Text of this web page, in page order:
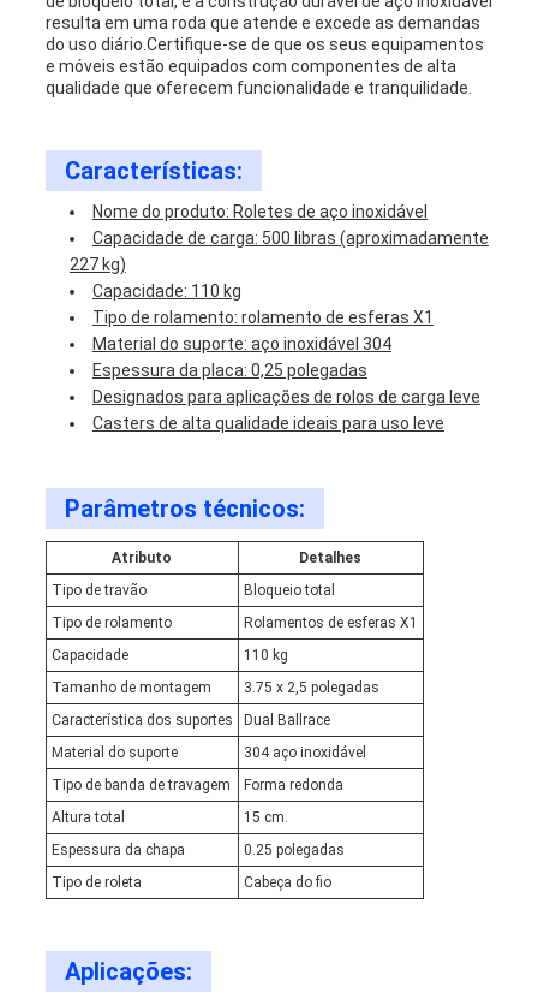
resulta em uma roda que atende e excede as demandas
do uso diário.Certifique-se de que os seus equipamentos
e móveis estão equipados com componentes de alta
qualidade que oferecem funcionalidade e tranquilidade.
Características:
Nome do produto: Roletes de aço inoxidável
Capacidade de carga: 500 libras (aproximadamente
227 kg)
Capacidade: 110 kg
Tipo de rolamento: rolamento de esferas X1
Material do suporte: aço inoxidável 304
Espessura da placa: 0,25 polegadas
Designados para aplicações de rolos de carga leve
Casters de alta qualidade ideais para uso leve
Parâmetros técnicos:
Atributo
Detalhes
Tipo de travão
Bloqueio total
Tipo de rolamento
Rolamentos de esferas X1
Capacidade
110 kg
Tamanho de montagem
3.75 x 2,5 polegadas
Característica dos suportes
Dual Ballrace
Material do suporte
304 aço inoxidável
Tipo de banda de travagem
Forma redonda
Altura total
15 cm.
Espessura da chapa
0.25 polegadas
Tipo de roleta
Cabeça do fio
Aplicações: